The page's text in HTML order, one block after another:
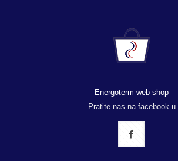
Energoterm web shop
Pratite nas na facebook-u